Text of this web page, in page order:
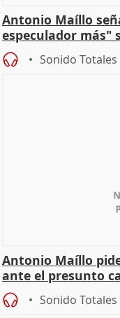
Antonio Maíllo
especulador más"
Becerril
Sonido Totales
Antonio Maíllo
ante el presunto
Sonido Totales